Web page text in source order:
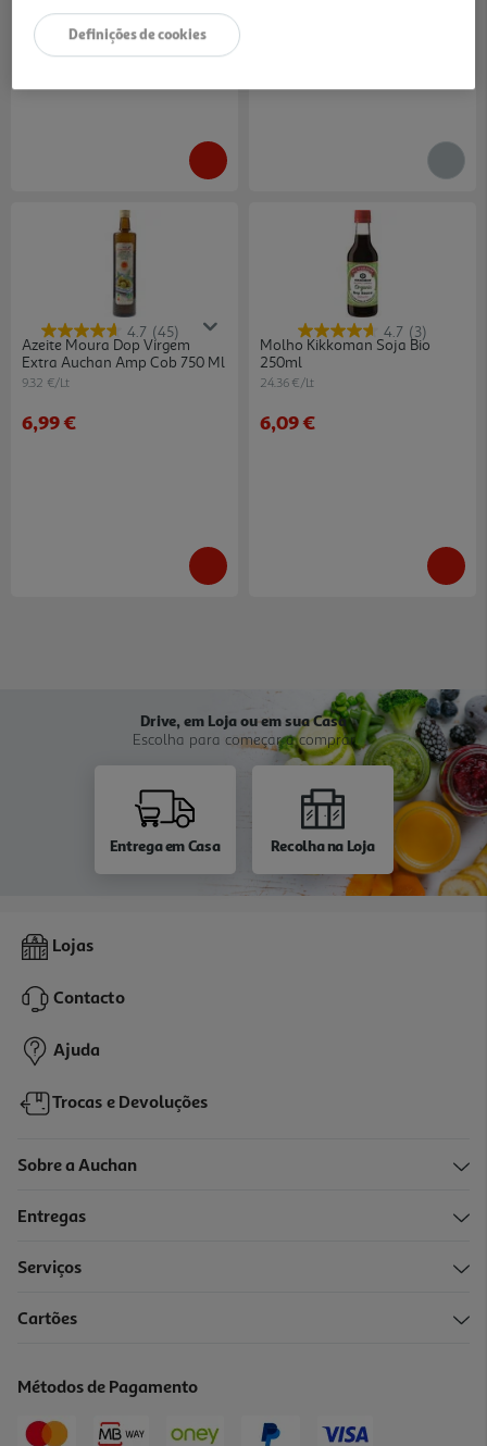
0,89 €/Kg
4.7 (45)
Azeite Moura Dop Virgem
Extra Auchan Amp Cob 750 Ml
9.32 €/Lt
6,99 €
4.7 (3)
Molho Kikkoman Soja Bio
250ml
24.36 €/Lt
6,09 €
Drive, em Loja ou em sua Casa
Escolha para começar a comprar
Entrega em Casa Recolha na Loja
Lojas
Contacto
Ajuda
Trocas e Devoluções
Sobre a Auchan
Entregas
Serviços
Cartões
Métodos de Pagamento
Definições de cookies